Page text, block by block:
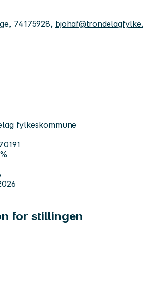
74175928, bjohaf@trondelagfylke.
fylkeskommune
for stillingen